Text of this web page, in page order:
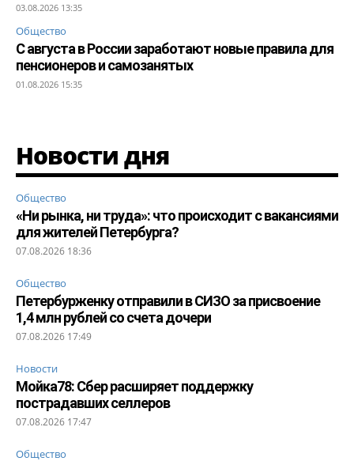
03.08.2026 13:35
Общество
С августа в России заработают новые правила для
пенсионеров и самозанятых
01.08.2026 15:35
Новости дня
Общество
«Ни рынка, ни труда»: что происходит с вакансиями
для жителей Петербурга?
07.08.2026 18:36
Общество
Петербурженку отправили в СИЗО за присвоение
1,4 млн рублей со счета дочери
07.08.2026 17:49
Новости
Мойка78: Сбер расширяет поддержку
пострадавших селлеров
07.08.2026 17:47
Общество